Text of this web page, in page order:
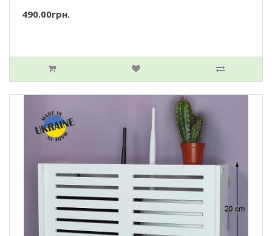
490.00грн.